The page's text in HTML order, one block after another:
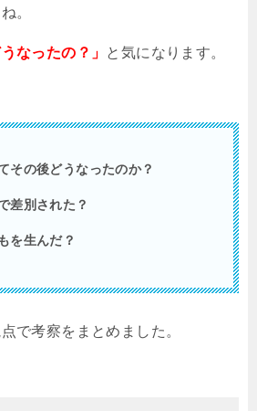
。
なったの？」 と気になります。
その後どうなったのか？
差別された？
を生んだ？
で考察をまとめました。